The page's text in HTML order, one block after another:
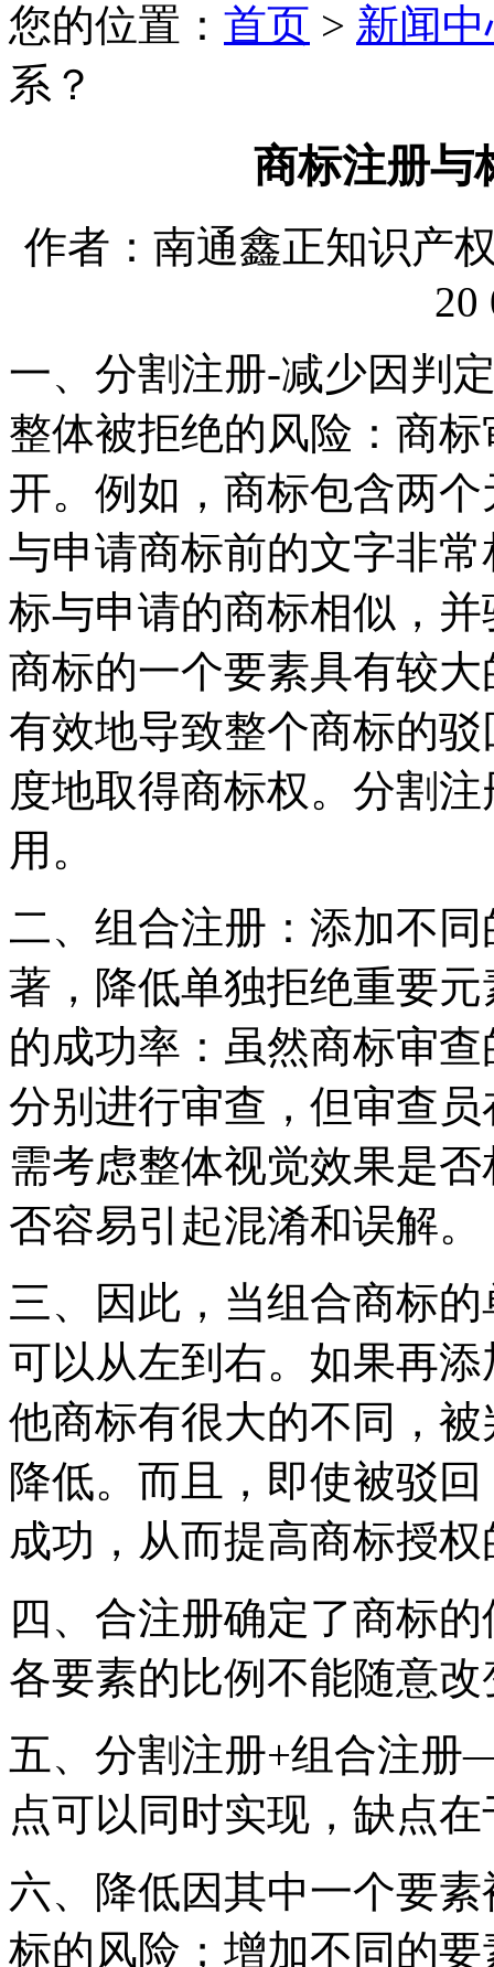
您的位置： 首页 > 新闻
系？
商标注册与
作者：南通鑫正知识产
20
一、分割注册-减少因判
整体被拒绝的风险：商
开。例如，商标包含两
与申请商标前的文字非
标与申请的商标相似，
商标的一个要素具有较
有效地导致整个商标的
度地取得商标权。分割
用。
二、组合注册：添加不
著，降低单独拒绝重要
的成功率：虽然商标审
分别进行审查，但审查
需考虑整体视觉效果是
否容易引起混淆和误解。
三、因此，当组合商标
可以从左到右。如果再
他商标有很大的不同，
降低。而且，即使被驳
成功，从而提高商标授
四、合注册确定了商标
各要素的比例不能随意改
五、分割注册+组合注
点可以同时实现，缺点
六、降低因其中一个要
标的风险；增加不同的